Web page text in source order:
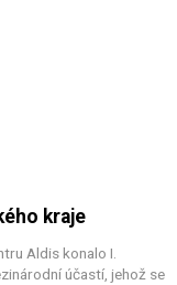
kraje
Aldis konalo I.
účastí, jehož se